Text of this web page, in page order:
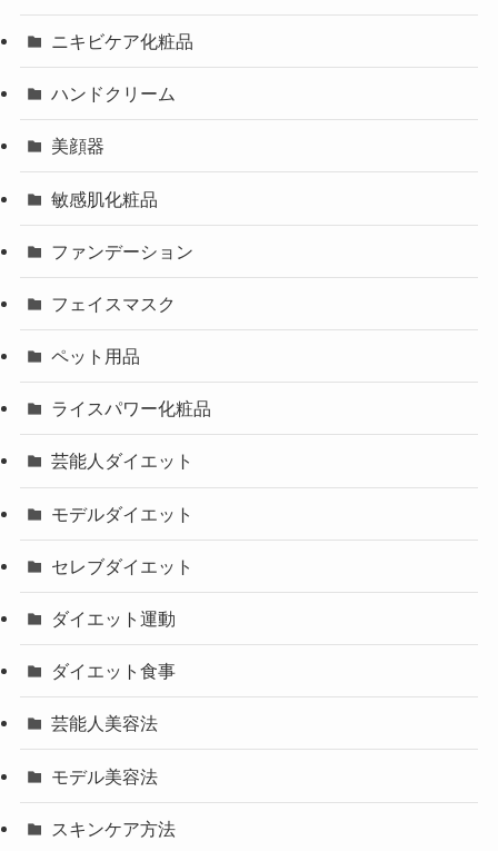
ニキビケア化粧品
ハンドクリーム
美顔器
敏感肌化粧品
ファンデーション
フェイスマスク
ペット用品
ライスパワー化粧品
芸能人ダイエット
モデルダイエット
セレブダイエット
ダイエット運動
ダイエット食事
芸能人美容法
モデル美容法
スキンケア方法